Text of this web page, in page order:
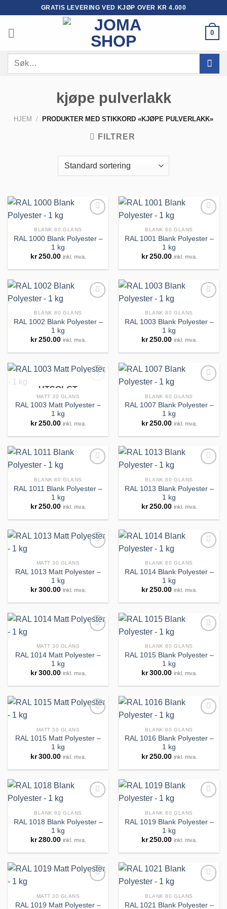
content
GRATIS LEVERING VED KJØP OVER KR 4.000
0
Søk
kjøpe pulverlakk
HJEM / PRODUKTER MED STIKKORD «KJØPE PULVERLAKK»
FILTRER
huskeliste
BLANK 80 GLANS
RAL 1000 Blank Polyester –
1 kg
kr 250.00 inkl. mva.
huskeliste
BLANK 80 GLANS
RAL 1001 Blank Polyester –
1 kg
kr 250.00 inkl. mva.
huskeliste
BLANK 80 GLANS
RAL 1002 Blank Polyester –
1 kg
kr 250.00 inkl. mva.
huskeliste
BLANK 80 GLANS
RAL 1003 Blank Polyester –
1 kg
kr 250.00 inkl. mva.
huskeliste
UTSOLGT
MATT 30 GLANS
RAL 1003 Matt Polyester –
1 kg
kr 250.00 inkl. mva.
huskeliste
BLANK 80 GLANS
RAL 1007 Blank Polyester –
1 kg
kr 250.00 inkl. mva.
huskeliste
BLANK 80 GLANS
RAL 1011 Blank Polyester –
1 kg
kr 250.00 inkl. mva.
huskeliste
BLANK 80 GLANS
RAL 1013 Blank Polyester –
1 kg
kr 250.00 inkl. mva.
huskeliste
MATT 30 GLANS
RAL 1013 Matt Polyester –
1 kg
kr 300.00 inkl. mva.
huskeliste
BLANK 80 GLANS
RAL 1014 Blank Polyester –
1 kg
kr 250.00 inkl. mva.
huskeliste
MATT 30 GLANS
RAL 1014 Matt Polyester –
1 kg
kr 300.00 inkl. mva.
huskeliste
BLANK 80 GLANS
RAL 1015 Blank Polyester –
1 kg
kr 300.00 inkl. mva.
huskeliste
MATT 30 GLANS
RAL 1015 Matt Polyester –
1 kg
kr 300.00 inkl. mva.
huskeliste
BLANK 80 GLANS
RAL 1016 Blank Polyester –
1 kg
kr 250.00 inkl. mva.
huskeliste
BLANK 80 GLANS
RAL 1018 Blank Polyester –
1 kg
kr 280.00 inkl. mva.
huskeliste
BLANK 80 GLANS
RAL 1019 Blank Polyester –
1 kg
kr 250.00 inkl. mva.
MATT 30 GLANS
RAL 1019 Matt Polyester –
BLANK 80 GLANS
RAL 1021 Blank Polyester –